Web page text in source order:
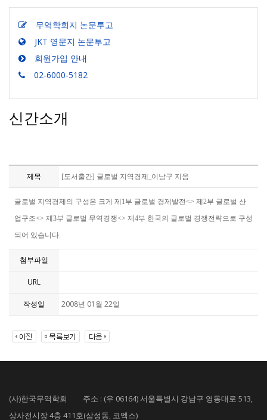
무역학회지 논문투고
JKT 영문지 논문투고
회원가입 안내
02-6000-5182
신간소개
제목 [도서출간] 글로벌 지역경제_이남구 지음
글로벌 지역경제의 구성은 크게 제1부 글로벌 경제발전<> 제2부 글로벌 산
업구조<> 제3부 글로벌 무역경쟁<> 제4부 한국의 글로벌 경쟁전략으로 구성
되어 있습니다.
첨부파일
URL
작성일 2008년 01월 22일
(사)한국무역학회 주소 : (우 06164) 서울특별시 강남구 영동대로 513,
상사전시장 4층 411호(삼성동, 코엑스)